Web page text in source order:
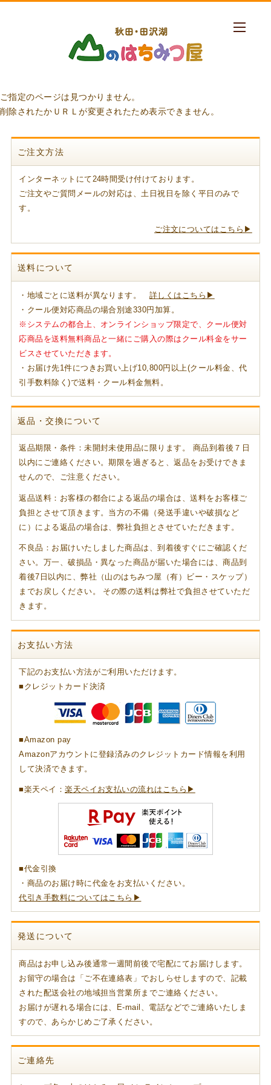
ご指定のページは見つかりません。
削除されたかＵＲＬが変更されたため表示できません。
ご注文方法
インターネットにて24時間受け付けております。
ご注文やご質問メールの対応は、土日祝日を除く平日のみで
す。
ご注文についてはこちら▶
送料について
・地域ごとに送料が異なります。 詳しくはこちら▶
・クール便対応商品の場合別途330円加算。
※システムの都合上、オンラインショップ限定で、クール便対
応商品を送料無料商品と一緒にご購入の際はクール料金をサー
ビスさせていただきます。
・お届け先1件につきお買い上げ10,800円以上(クール料金、代
引手数料除く)で送料・クール料金無料。
返品・交換について
返品期限・条件：未開封未使用品に限ります。 商品到着後７日
以内にご連絡ください。期限を過ぎると、返品をお受けできま
せんので、ご注意ください。
返品送料：お客様の都合による返品の場合は、送料をお客様ご
負担とさせて頂きます。当方の不備（発送手違いや破損など
に）による返品の場合は、弊社負担とさせていただきます。
不良品：お届けいたしました商品は、到着後すぐにご確認くだ
さい。万一、破損品・異なった商品が届いた場合には、商品到
着後7日以内に、弊社（山のはちみつ屋（有）ビー・スケップ）
までお戻しください。 その際の送料は弊社で負担させていただ
きます。
お支払い方法
下記のお支払い方法がご利用いただけます。
■クレジットカード決済
■Amazon pay
Amazonアカウントに登録済みのクレジットカード情報を利用
して決済できます。
■楽天ペイ：楽天ペイお支払いの流れはこちら▶
■代金引換
・商品のお届け時に代金をお支払いください。
代引き手数料についてはこちら▶
発送について
商品はお申し込み後通常一週間前後で宅配にてお届けします。
お留守の場合は「ご不在連絡表」でおしらせしますので、記載
された配送会社の地域担当営業所までご連絡ください。
お届けが遅れる場合には、E-mail、電話などでご連絡いたしま
すので、あらかじめご了承ください。
ご連絡先